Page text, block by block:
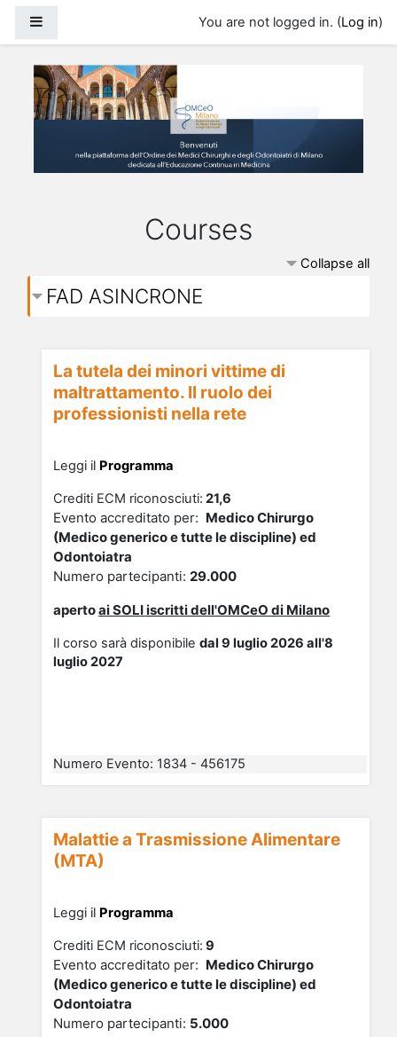
You are not logged in. (Log in)
Courses
Collapse all
FAD ASINCRONE
La tutela dei minori vittime di
maltrattamento. Il ruolo dei
professionisti nella rete
Leggi il Programma
Crediti ECM riconosciuti: 21,6
Evento accreditato per: Medico Chirurgo
(Medico generico e tutte le discipline) ed
Odontoiatra
Numero partecipanti: 29.000
apertoaiSOLIiscritti dell'OMCeO di Milano
Il corso sarà disponibile dal 9 luglio 2026 all'8
luglio 2027
Numero Evento: 1834 - 456175
Malattie a Trasmissione Alimentare
(MTA)
Leggi il Programma
Crediti ECM riconosciuti: 9
Evento accreditato per: Medico Chirurgo
(Medico generico e tutte le discipline) ed
Odontoiatra
Numero partecipanti: 5.000